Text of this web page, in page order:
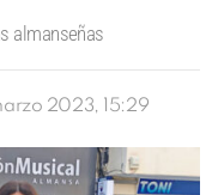
almanseñas
2023, 15:29